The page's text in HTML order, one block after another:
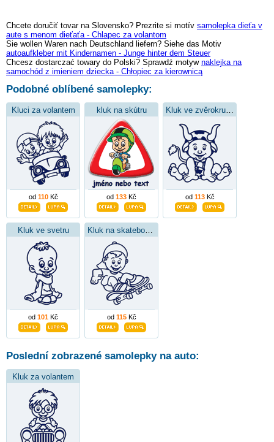
Chcete doručiť tovar na Slovensko? Prezrite si motív samolepka dieťa v
aute s menom dieťaťa - Chlapec za volantom
Sie wollen Waren nach Deutschland liefern? Siehe das Motiv
autoaufkleber mit Kindernamen - Junge hinter dem Steuer
Chcesz dostarczać towary do Polski? Sprawdź motyw naklejka na
samochód z imieniem dziecka - Chłopiec za kierownicą
Podobné oblíbené samolepky:
Kluci za volantem
od 110Kč
kluk na skútru
od 133 Kč od 113Kč
Kluk ve svetru
od 101 Kč od 115Kč
Poslední zobrazené samolepky na auto:
Kluk za volantem